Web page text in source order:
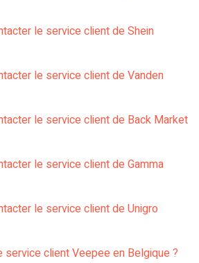
le service client de Shein
le service client de Vanden
le service client de Back Market
le service client de Gamma
le service client de Unigro
service client Veepee en Belgique ?